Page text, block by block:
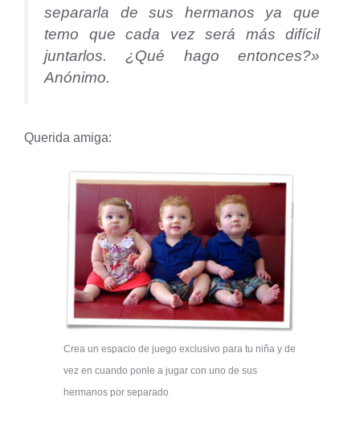
separarla de sus hermanos ya que
temo que cada vez será más difícil
juntarlos. ¿Qué hago entonces?»
Anónimo.
Querida amiga:
Crea un espacio de juego exclusivo para tu niña y de
vez en cuando ponle a jugar con uno de sus
hermanos por separado